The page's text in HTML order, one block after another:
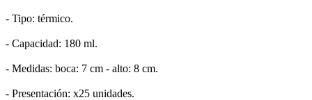
- Tipo: térmico.
- Capacidad: 180 ml.
- Medidas: boca: 7 cm - alto: 8 cm.
- Presentación: x25 unidades.